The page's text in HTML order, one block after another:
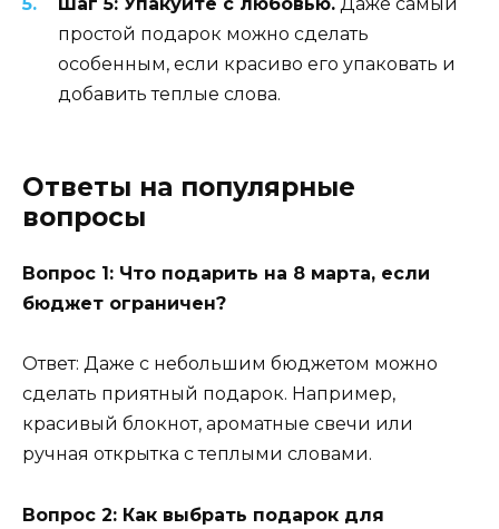
простой подарок можно сделать
особенным, если красиво его упаковать и
добавить теплые слова.
Ответы на популярные
вопросы
Вопрос 1: Что подарить на 8 марта, если
бюджет ограничен?
Ответ: Даже с небольшим бюджетом можно
сделать приятный подарок. Например,
красивый блокнот, ароматные свечи или
ручная открытка с теплыми словами.
Вопрос 2: Как выбрать подарок для